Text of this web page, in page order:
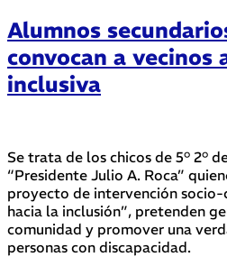
Alumnos
convocan a vecinos
inclusiva
Se trata de los chicos de 5° 2°
“Presidente Julio A. Roca”
proyecto de intervención
hacia la inclusión”, pretenden
comunidad y promover una
personas con discapacidad.